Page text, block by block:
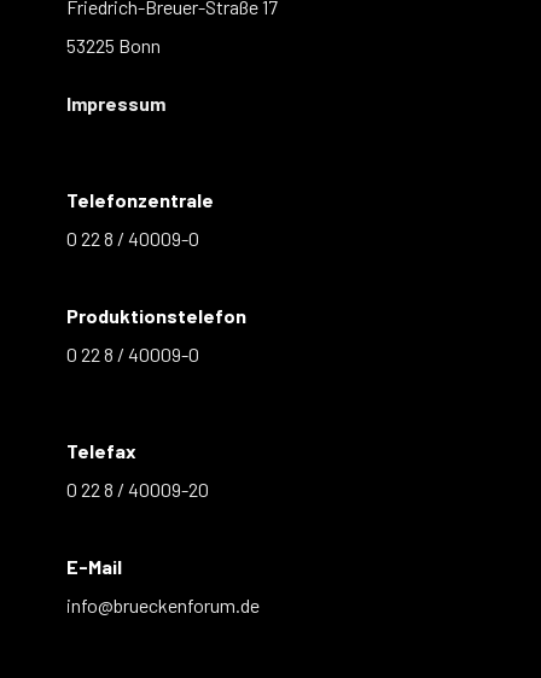
Friedrich-Breuer-Straße 17
53225 Bonn
Impressum
Telefonzentrale
0 22 8 / 40009-0
Produktionstelefon
0 22 8 / 40009-0
Telefax
0 22 8 / 40009-20
E-Mail
info@brueckenforum.de